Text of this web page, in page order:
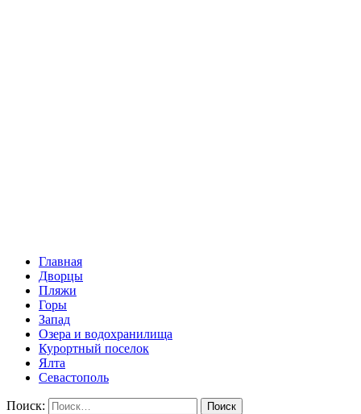
Главная
Дворцы
Пляжи
Горы
Запад
Озера и водохранилища
Курортный поселок
Ялта
Севастополь
Поиск: